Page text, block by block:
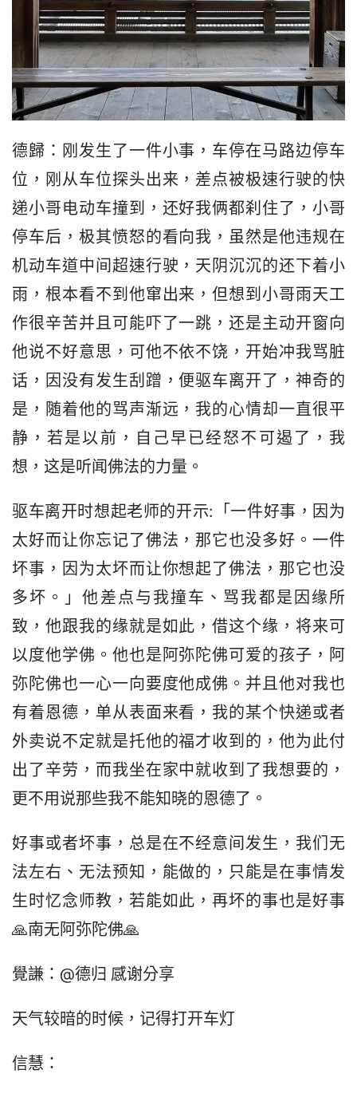
德歸：刚发生了一件小事，车停在马路边停车
位，刚从车位探头出来，差点被极速行驶的快
递小哥电动车撞到，还好我俩都刹住了，小哥
停车后，极其愤怒的看向我，虽然是他违规在
机动车道中间超速行驶，天阴沉沉的还下着小
雨，根本看不到他窜出来，但想到小哥雨天工
作很辛苦并且可能吓了一跳，还是主动开窗向
他说不好意思，可他不依不饶，开始冲我骂脏
话，因没有发生刮蹭，便驱车离开了，神奇的
是，随着他的骂声渐远，我的心情却一直很平
静，若是以前，自己早已经怒不可遏了，我
想，这是听闻佛法的力量。
驱车离开时想起老师的开示:「一件好事，因为
太好而让你忘记了佛法，那它也没多好。一件
坏事，因为太坏而让你想起了佛法，那它也没
多坏。」他差点与我撞车、骂我都是因缘所
致，他跟我的缘就是如此，借这个缘，将来可
以度他学佛。他也是阿弥陀佛可爱的孩子，阿
弥陀佛也一心一向要度他成佛。并且他对我也
有着恩德，单从表面来看，我的某个快递或者
外卖说不定就是托他的福才收到的，他为此付
出了辛劳，而我坐在家中就收到了我想要的，
更不用说那些我不能知晓的恩德了。
好事或者坏事，总是在不经意间发生，我们无
法左右、无法预知，能做的，只能是在事情发
生时忆念师教，若能如此，再坏的事也是好事
🙏南无阿弥陀佛🙏
覺謙：@德归 感谢分享
天气较暗的时候，记得打开车灯
信慧：